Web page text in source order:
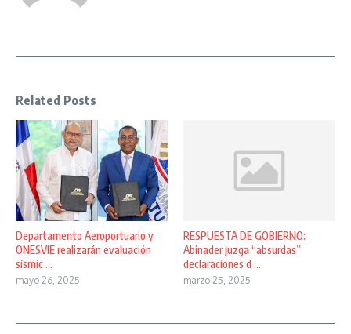
Related Posts
Departamento Aeroportuario y
ONESVIE realizarán evaluación
sísmic ...
mayo 26, 2025
RESPUESTA DE GOBIERNO:
Abinader juzga “absurdas”
declaraciones d ...
marzo 25, 2025